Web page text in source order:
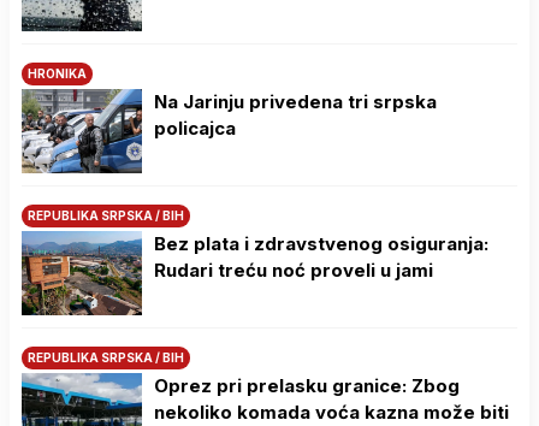
HRONIKA
Na Јarinju privedena tri srpska
policajca
REPUBLIKA SRPSKA / BIH
Bez plata i zdravstvenog osiguranja:
Rudari treću noć proveli u jami
REPUBLIKA SRPSKA / BIH
Oprez pri prelasku granice: Zbog
nekoliko komada voća kazna može biti